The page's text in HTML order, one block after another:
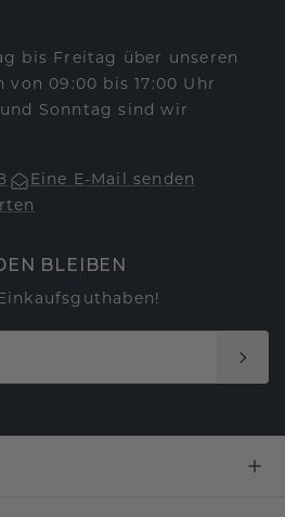
bis Freitag über unseren
von 09:00 bis 17:00 Uhr
Sonntag sind wir
Eine E-Mail senden
BLEIBEN